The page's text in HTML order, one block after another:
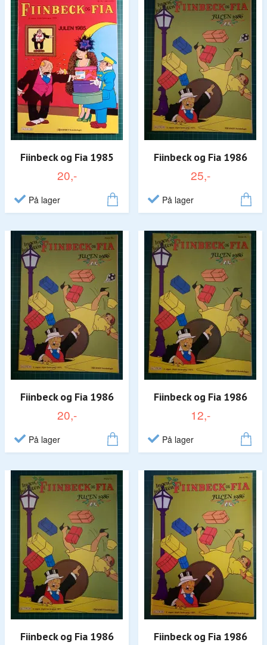
Fiinbeck og Fia 1985
20,-
På lager
Fiinbeck og Fia 1986
25,-
På lager
Fiinbeck og Fia 1986
20,-
På lager
Fiinbeck og Fia 1986
12,-
På lager
Fiinbeck og Fia 1986 Fiinbeck og Fia 1986